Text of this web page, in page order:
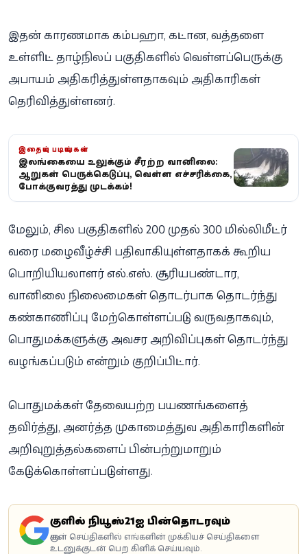
இதன் காரணமாக கம்பஹா, கட்டான, வத்தளை
உள்ளிட்ட தாழ்நிலப் பகுதிகளில் வெள்ளப்பெருக்கு
அபாயம் அதிகரித்துள்ளதாகவும் அதிகாரிகள்
தெரிவித்துள்ளனர்.
இதையும் படியுங்கள்
இலங்கையை உலுக்கும் சீரற்ற வானிலை:
ஆறுகள் பெருக்கெடுப்பு, வெள்ள எச்சரிக்கை,
போக்குவரத்து முடக்கம்!
மேலும், சில பகுதிகளில் 200 முதல் 300 மில்லிமீட்டர்
வரை மழைவீழ்ச்சி பதிவாகியுள்ளதாகக் கூறிய
பொறியியலாளர் எல்.எஸ். சூரியபண்டார,
வானிலை நிலைமைகள் தொடர்பாக தொடர்ந்து
கண்காணிப்பு மேற்கொள்ளப்பட்டு வருவதாகவும்,
பொதுமக்களுக்கு அவசர அறிவிப்புகள் தொடர்ந்து
வழங்கப்படும் என்றும் குறிப்பிட்டார்.
பொதுமக்கள் தேவையற்ற பயணங்களைத்
தவிர்த்து, அனர்த்த முகாமைத்துவ அதிகாரிகளின்
அறிவுறுத்தல்களைப் பின்பற்றுமாறும்
கேட்டுக்கொள்ளப்பட்டுள்ளது.
கூகுளில் நியூஸ்21ஐ பின்தொடரவும்
கூகுள் செய்திகளில் எங்களின் முக்கியச் செய்திகளை
உடனுக்குடன் பெற கிளிக் செய்யவும்.